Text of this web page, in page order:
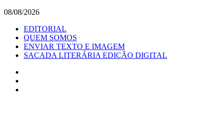
08/08/2026
EDITORIAL
QUEM SOMOS
ENVIAR TEXTO E IMAGEM
SACADA LITERÁRIA EDIÇÃO DIGITAL